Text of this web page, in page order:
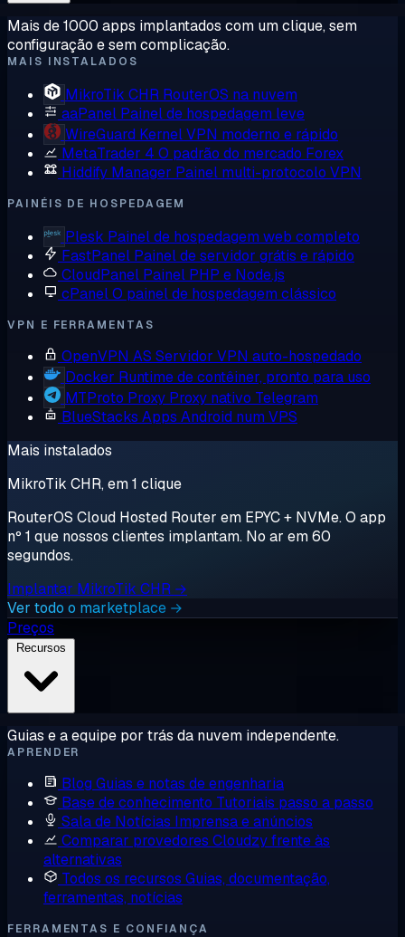
Mais de 1000 apps implantados com um clique, sem
configuração e sem complicação.
MAIS INSTALADOS
MikroTik CHR RouterOS na nuvem
aaPanel Painel de hospedagem leve
WireGuard Kernel VPN moderno e rápido
MetaTrader 4 O padrão do mercado Forex
Hiddify Manager Painel multi-protocolo VPN
PAINÉIS DE HOSPEDAGEM
Plesk Painel de hospedagem web completo
FastPanel Painel de servidor grátis e rápido
CloudPanel Painel PHP e Node.js
cPanelO painel de hospedagem clássico
VPN E FERRAMENTAS
OpenVPN AS Servidor VPN auto-hospedado
Docker Runtime de contêiner, pronto para uso
MTProto Proxy Proxy nativo Telegram
BlueStacks Apps Android num VPS
Mais instalados
MikroTik CHR, em 1 clique
RouterOS Cloud Hosted Router em EPYC + NVMe. O app
nº 1 que nossos clientes implantam. No ar em 60
segundos.
Implantar MikroTik CHR →
Ver todo o marketplace →
Preços
Guias e a equipe por trás da nuvem independente.
APRENDER
Blog Guias e notas de engenharia
Base de conhecimento Tutoriais passo a passo
Sala de Notícias Imprensa e anúncios
Comparar provedores Cloudzy frente às
alternativas
Todos os recursos Guias, documentação,
ferramentas, notícias
FERRAMENTAS E CONFIANÇA